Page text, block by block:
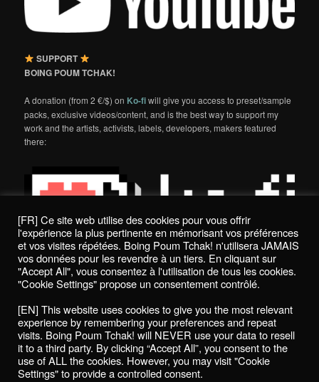
SUPPORT
BOING POUM TCHAK!
A donation (from 2 €/$) on Ko-fiwill give you access to preset/sample
packs, exclusive videos/content, and is the best way to support my
work and the artists, activists, labels, developers, makers featured
there:
Politique de confidentialité / Privacy Policy
Boing Poum Tchak! - 2022
[FR] Ce site web utilise des cookies pour vous offrir
l'expérience la plus pertinente en mémorisant vos préférences
et vos visites répétées. Boing Poum Tchak! n'utilisera JAMAIS
vos données pour les revendre à un tiers. En cliquant sur
"Accept All", vous consentez à l'utilisation de tous les cookies.
"Cookie Settings" propose un consentement contrôlé.
[EN] This website uses cookies to give you the most relevant
experience by remembering your preferences and repeat
visits. Boing Poum Tchak! will NEVER use your data to resell
it to a third party. By clicking “Accept All”, you consent to the
use of ALL the cookies. However, you may visit "Cookie
Settings" to provide a controlled consent.